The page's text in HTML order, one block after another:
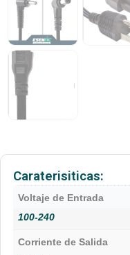
Caraterisiticas:
Voltaje de Entrada
100-240
Corriente de Salida